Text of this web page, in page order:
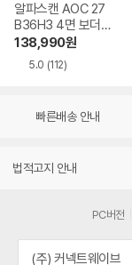
알파스캔 AOC 27
B36H3 4면 보더리
스 IPS 120 시력보
호 무결점
138,990원
5.0 (112)
빠른배송 안내
법적고지 안내
PC버전
(주) 커넥트웨이브